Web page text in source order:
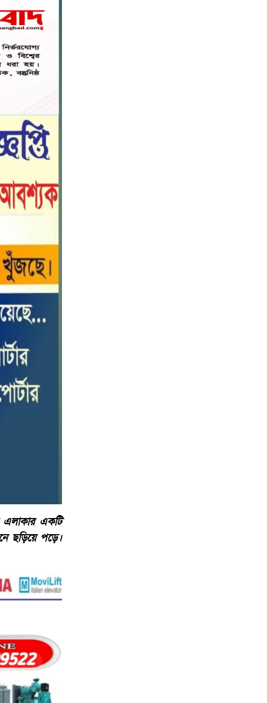
এলাকার একটি
ছড়িয়ে পড়ে।